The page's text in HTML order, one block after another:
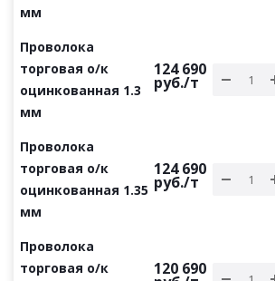
мм
Проволока
торговая о/к
оцинкованная 1.3
мм
124 690
руб./т
Проволока
торговая о/к
оцинкованная 1.35
мм
124 690
руб./т
Проволока
торговая о/к
120 690